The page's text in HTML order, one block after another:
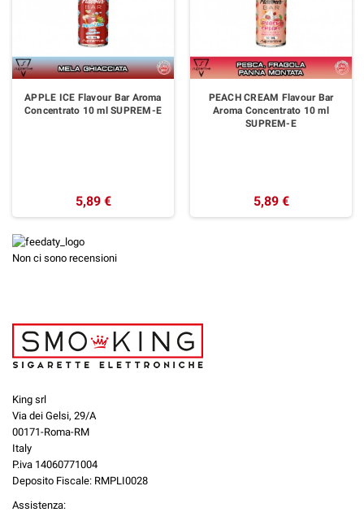
APPLE ICE Flavour Bar Aroma
Concentrato 10 ml SUPREM-E
5,89 €
PEACH CREAM Flavour Bar
Aroma Concentrato 10 ml
SUPREM-E
5,89 €
Non ci sono recensioni
King srl
Via dei Gelsi, 29/A
00171-Roma-RM
Italy
P.iva 14060771004
Deposito Fiscale: RMPLI0028
Assistenza: